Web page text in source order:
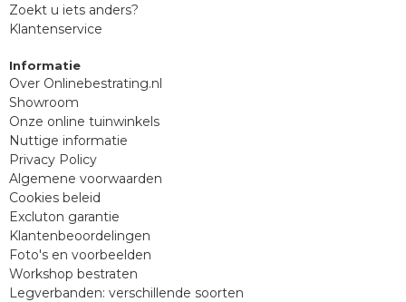
Zoekt u iets anders?
Klantenservice
Informatie
Over Onlinebestrating.nl
Showroom
Onze online tuinwinkels
Nuttige informatie
Privacy Policy
Algemene voorwaarden
Cookies beleid
Excluton garantie
Klantenbeoordelingen
Foto's en voorbeelden
Workshop bestraten
Legverbanden: verschillende soorten